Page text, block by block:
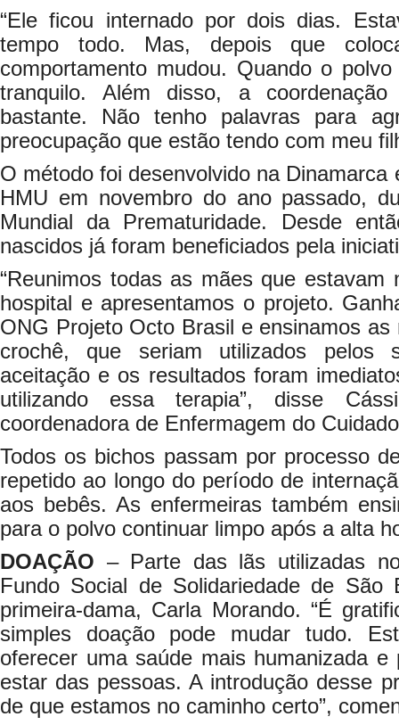
“Ele ficou internado por dois dias.
tempo todo. Mas, depois que
comportamento mudou. Quando o
tranquilo. Além disso, a
bastante. Não tenho palavras para
preocupação que estão tendo com meu
O método foi desenvolvido na Dinamarca
HMU em novembro do ano passado,
Mundial da Prematuridade. Desde
nascidos já foram beneficiados pela
“Reunimos todas as mães que
hospital e apresentamos o projeto.
ONG Projeto Octo Brasil e ensinamos
crochê, que seriam utilizados pelos
aceitação e os resultados foram
utilizando essa terapia”, disse
coordenadora de Enfermagem do
Todos os bichos passam por processo
repetido ao longo do período de
aos bebês. As enfermeiras também
para o polvo continuar limpo após a alta
DOAÇÃO – Parte das lãs utilizadas
Fundo Social de Solidariedade de São
primeira-dama, Carla Morando. “É
simples doação pode mudar tudo.
oferecer uma saúde mais humanizada
estar das pessoas. A introdução desse
de que estamos no caminho certo”,